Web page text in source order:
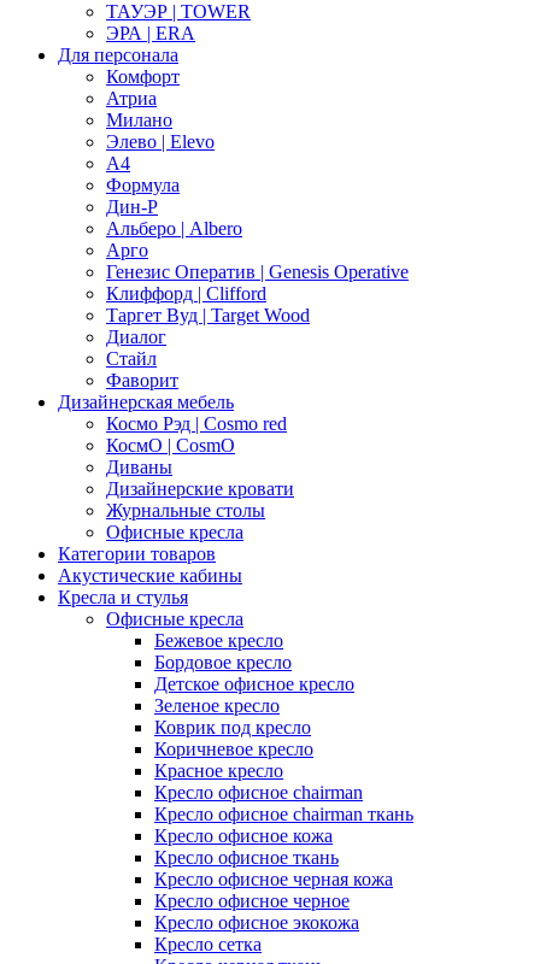
ТАУЭР | TOWER
ЭРА | ERA
Для персонала
Комфорт
Атриа
Милано
Элево | Elevo
А4
Формула
Дин-Р
Альберо | Albero
Арго
Генезис Оператив | Genesis Operative
Клиффорд | Clifford
Таргет Вуд | Target Wood
Диалог
Стайл
Фаворит
Дизайнерская мебель
Космо Рэд | Cosmo red
КосмО | CosmO
Диваны
Дизайнерские кровати
Журнальные столы
Офисные кресла
Категории товаров
Акустические кабины
Кресла и стулья
Офисные кресла
Бежевое кресло
Бордовое кресло
Детское офисное кресло
Зеленое кресло
Коврик под кресло
Коричневое кресло
Красное кресло
Кресло офисное chairman
Кресло офисное chairman ткань
Кресло офисное кожа
Кресло офисное ткань
Кресло офисное черная кожа
Кресло офисное черное
Кресло офисное экокожа
Кресло сетка